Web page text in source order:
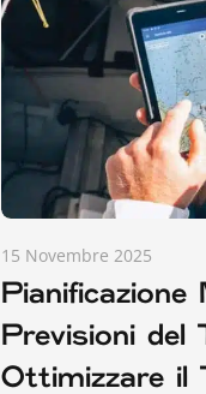
15 Novembre 2025
Pianificazione
Previsioni del
Ottimizzare il